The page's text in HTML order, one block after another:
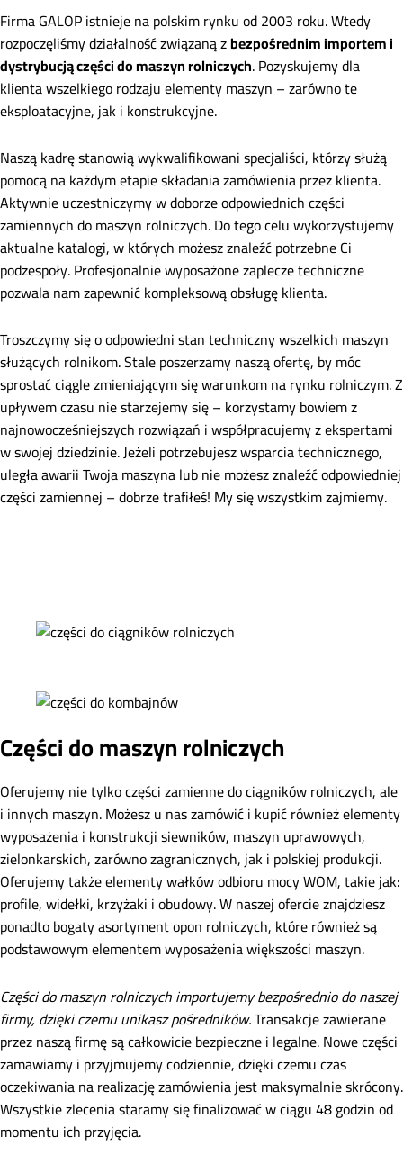
Firma GALOP istnieje na polskim rynku od 2003 roku. Wtedy
rozpoczęliśmy działalność związaną zbezpośrednim importem i
dystrybucją części do maszyn rolniczych. Pozyskujemy dla
klienta wszelkiego rodzaju elementy maszyn – zarówno te
eksploatacyjne, jak i konstrukcyjne.
Naszą kadrę stanowią wykwalifikowani specjaliści, którzy służą
pomocą na każdym etapie składania zamówienia przez klienta.
Aktywnie uczestniczymy w doborze odpowiednich części
zamiennych do maszyn rolniczych. Do tego celu wykorzystujemy
aktualne katalogi, w których możesz znaleźć potrzebne Ci
podzespoły. Profesjonalnie wyposażone zaplecze techniczne
pozwala nam zapewnić kompleksową obsługę klienta.
Troszczymy się o odpowiedni stan techniczny wszelkich maszyn
służących rolnikom. Stale poszerzamy naszą ofertę, by móc
sprostać ciągle zmieniającym się warunkom na rynku rolniczym. Z
upływem czasu nie starzejemy się – korzystamy bowiem z
najnowocześniejszych rozwiązań i współpracujemy z ekspertami
w swojej dziedzinie. Jeżeli potrzebujesz wsparcia technicznego,
uległa awarii Twoja maszyna lub nie możesz znaleźć odpowiedniej
części zamiennej – dobrze trafiłeś! My się wszystkim zajmiemy.
Części do maszyn rolniczych
Oferujemy nie tylko części zamienne do ciągników rolniczych, ale
i innych maszyn. Możesz u nas zamówić i kupić również elementy
wyposażenia i konstrukcji siewników, maszyn uprawowych,
zielonkarskich, zarówno zagranicznych, jak i polskiej produkcji.
Oferujemy także elementy wałków odbioru mocy WOM, takie jak:
profile, widełki, krzyżaki i obudowy. W naszej ofercie znajdziesz
ponadto bogaty asortyment opon rolniczych, które również są
podstawowym elementem wyposażenia większości maszyn.
Części do maszyn rolniczych importujemy bezpośrednio do naszej
firmy, dzięki czemu unikasz pośredników.Transakcje zawierane
przez naszą firmę są całkowicie bezpieczne i legalne. Nowe części
zamawiamy i przyjmujemy codziennie, dzięki czemu czas
oczekiwania na realizację zamówienia jest maksymalnie skrócony.
Wszystkie zlecenia staramy się finalizować w ciągu 48 godzin od
momentu ich przyjęcia.